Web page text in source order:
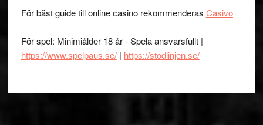
För bäst guide till online casino rekommenderas Casivo
För spel: Minimiålder 18 år - Spela ansvarsfullt |
https://www.spelpaus.se/| https://stodlinjen.se/